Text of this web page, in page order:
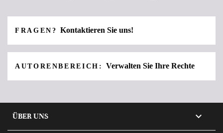
FRAGEN?Kontaktieren Sie uns!
AUTORENBEREICH: Verwalten Sie Ihre Rechte
ÜBER UNS 